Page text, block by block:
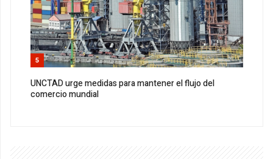
5
UNCTAD urge medidas para mantener el flujo del
comercio mundial